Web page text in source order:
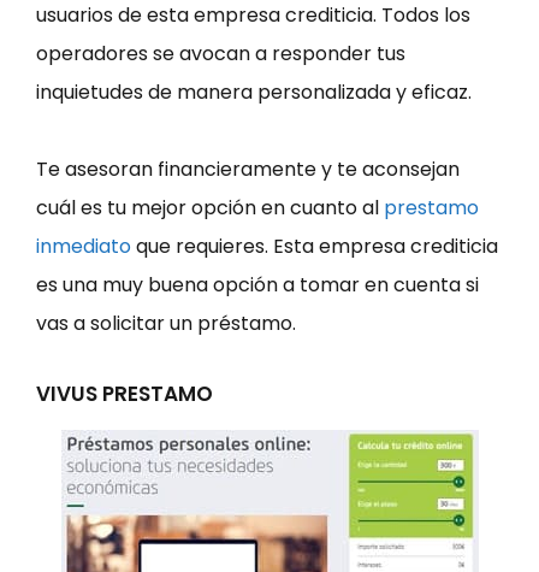
usuarios de esta empresa crediticia. Todos los
operadores se avocan a responder tus
inquietudes de manera personalizada y eficaz.
Te asesoran financieramente y te aconsejan
cuál es tu mejor opción en cuanto al prestamo
inmediatoque requieres. Esta empresa crediticia
es una muy buena opción a tomar en cuenta si
vas a solicitar un préstamo.
VIVUS PRESTAMO